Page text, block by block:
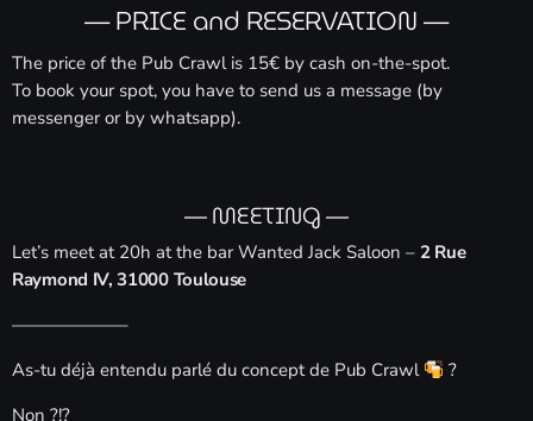
— PRICE and RESERVATION —
The price of the Pub Crawl is 15€ by cash on-the-spot.
To book your spot, you have to send us a message (by
messenger or by whatsapp).
— MEETING —
Let’s meet at 20h at the bar Wanted Jack Saloon – 2 Rue
Raymond IV, 31000 Toulouse
——————–
As-tu déjà entendu parlé du concept de Pub Crawl
?
Non ?!?